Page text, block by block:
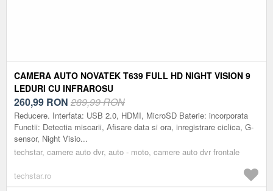
CAMERA AUTO NOVATEK T639 FULL HD NIGHT VISION 9
LEDURI CU INFRAROSU
260,99 RON 289,99 RON
Reducere. Interfata: USB 2.0, HDMI, MicroSD Baterie: incorporata
Functii: Detectia miscarii, Afisare data si ora, inregistrare ciclica, G-
sensor, Night Visio...
techstar, camere auto dvr, auto - moto, camere auto dvr frontale
techstar.ro